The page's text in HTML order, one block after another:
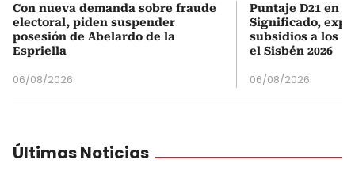
Con nueva demanda sobre fraude
electoral, piden suspender
posesión de Abelardo de la
Espriella
06/08/2026
Puntaje D21 en
Significado,
subsidios a los
el Sisbén 2026
06/08/2026
Últimas Noticias